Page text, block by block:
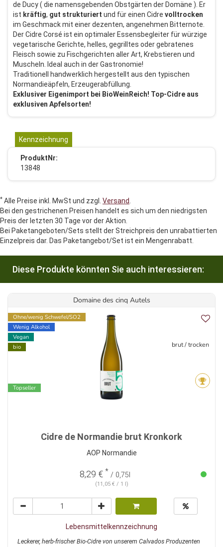
de Ducy ( die namensgebenden Obstgärten der Domäne ). Er
ist kräftig, gut strukturiert und für einen Cidre volltrocken
im Geschmack mit einer dezenten, angenehmen Bitternote.
Der Cidre Corsé ist ein optimaler Essensbegleiter für würzige
vegetarische Gerichte, helles, gegrilltes oder gebratenes
Fleisch sowie zu Fischgerichten aller Art, Krebstieren und
Muscheln. Ideal auch in der Gastronomie!
Traditionell handwerklich hergestellt aus den typischen
Normandieäpfeln, Erzeugerabfüllung.
Exklusiver Eigenimport bei BioWeinReich! Top-Cidre aus
exklusiven Apfelsorten!
Kennzeichnung
ProduktNr:
13848
* Alle Preise inkl. MwSt und zzgl. Versand.
Bei den gestrichenen Preisen handelt es sich um den niedrigsten
Preis der letzten 30 Tage vor der Aktion.
Bei Paketangeboten/Sets stellt der Streichpreis den unrabattierten
Einzelpreis dar. Das Paketangebot/Set ist ein Mengenrabatt.
Diese Produkte könnten Sie auch interessieren:
Domaine des cinq Autels
Ohne/wenig Schwefel/SO2
Wenig Alkohol
Vegan
bio
Topseller
brut / trocken
Cidre de Normandie brut Kronkork
AOP Normandie
8,29 € * / 0,75l
(11,05 € / 1 l)
Lebensmittelkennzeichnung
Leckerer, herb-frischer Bio-Cidre von unserem Calvados Produzenten